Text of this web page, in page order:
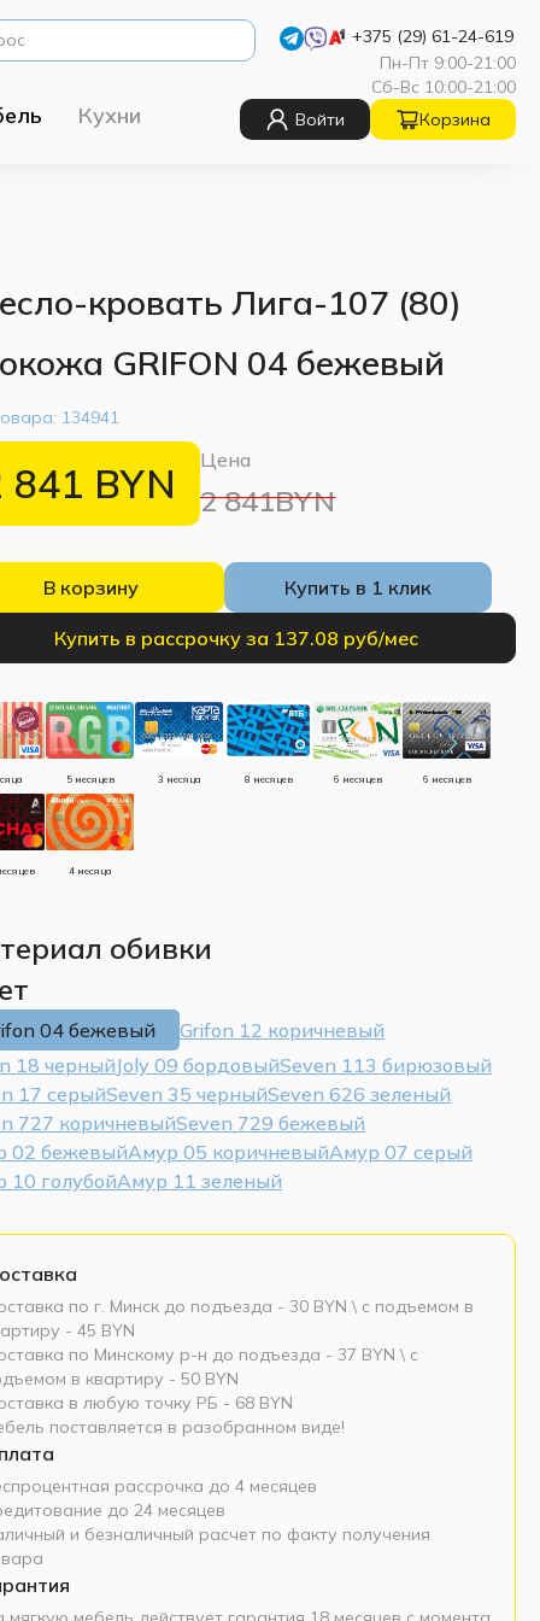
+375 (29) 61-24-619
Пн-Пт 9:00-21:00
Сб-Вс 10:00-21:00
Кухни Войти Корзина
кровать Лига-107 (80)
GRIFON 04 бежевый
134941
841 BYN Цена
2 841BYN
В корзину Купить в 1 клик
Купить в рассрочку за 137.08 руб/мес
5 месяцев 3 месяца 8 месяцев 6 месяцев 6 месяцев
4 месяца
обивки
04 бежевый
Grifon 12 коричневый
18 черныйJoly 09 бордовыйSeven 113 бирюзовый
17 серыйSeven 35 черныйSeven 626 зеленый
727 коричневыйSeven 729 бежевый
02 бежевыйАмур 05 коричневыйАмур 07 серый
10 голубойАмур 11 зеленый
по г. Минск до подъезда - 30 BYN \ c подъемом в
- 45 BYN
по Минскому р-н до подъезда - 37 BYN \ c
в квартиру - 50 BYN
в любую точку РБ - 68 BYN
поставляется в разобранном виде!
рассрочка до 4 месяцев
до 24 месяцев
и безналичный расчет по факту получения